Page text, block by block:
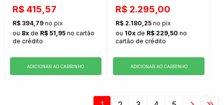
R$ 415,57
R$ 394,79 no pix
ou 8x de R$ 51,95 no cartão
de crédito
ADICIONAR AO CARRINHO
R$ 2.295,00
R$ 2.180,25 no pix
ou 10x de R$ 229,50 no
cartão de crédito
ADICIONAR AO CARRINHO